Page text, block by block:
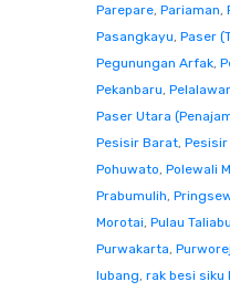
Parepare, Pariaman,
Pasangkayu, Paser
Pegunungan Arfak,
Pekanbaru,
Paser Utara
Pesisir Barat, Pesisir
Pohuwato, Polewali
Prabumulih,
Morotai, Pulau Taliabu
Purwakarta,
lubang, rak besi siku